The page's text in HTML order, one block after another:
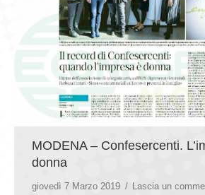
MODENA – Confesercenti.
donna
giovedì 7 Marzo 2019 Lascia un